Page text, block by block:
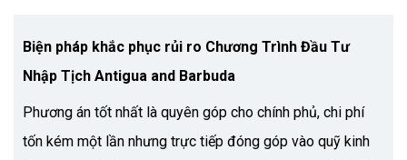
Biện pháp khắc phục rủi ro Chương Trình Đầu Tư
Nhập Tịch Antigua and Barbuda
Phương án tốt nhất là quyên góp cho chính phủ, chi phí
tốn kém một lần nhưng trực tiếp đóng góp vào quỹ kinh